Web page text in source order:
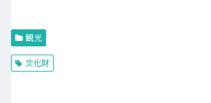
観光
文化財